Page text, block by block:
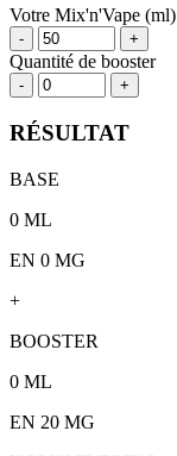
Votre Mix'n'Vape (ml)
- +
Quantité de booster
- +
RÉSULTAT
BASE
0 ML
EN 0 MG
+
BOOSTER
0 ML
EN 20 MG